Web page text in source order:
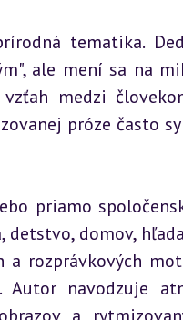
tematika.
ale mení sa na
medzi
próze často
priamo
detstvo, domov,
rozprávkových
navodzuje